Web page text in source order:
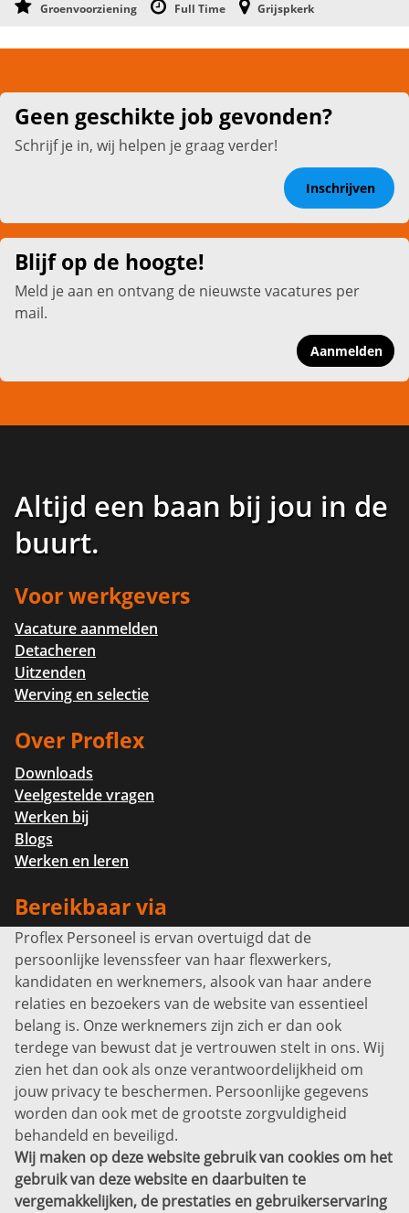
Groenvoorziening Full Time Grijspkerk
Geen geschikte job gevonden?
Schrijf je in, wij helpen je graag verder!
Inschrijven
Blijf op de hoogte!
Meld je aan en ontvang de nieuwste vacatures per
mail.
Aanmelden
Altijd een baan bij jou in de
buurt.
Voor werkgevers
Vacature aanmelden
Detacheren
Uitzenden
Werving en selectie
Over Proflex
Downloads
Veelgestelde vragen
Werken bij
Blogs
Werken en leren
Bereikbaar via
Info@proflexpersoneel.nl
Bel ons:+31 (0)85 0450040
Prins Willem-Alexanderlaan 301
7311 SW Apeldoorn
Disclaimer
Privacyverklaring
Sitemap
Copyright
Bekijk ook eens
Proflex Personeel is ervan overtuigd dat de
persoonlijke levenssfeer van haar flexwerkers,
kandidaten en werknemers, alsook van haar andere
relaties en bezoekers van de website van essentieel
belang is. Onze werknemers zijn zich er dan ook
terdege van bewust dat je vertrouwen stelt in ons. Wij
zien het dan ook als onze verantwoordelijkheid om
jouw privacy te beschermen. Persoonlijke gegevens
worden dan ook met de grootste zorgvuldigheid
behandeld en beveiligd.
Wij maken op deze website gebruik van cookies om het
gebruik van deze website en daarbuiten te
vergemakkelijken, de prestaties en gebruikerservaring